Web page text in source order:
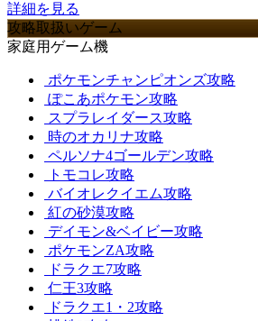
詳細を見る
攻略取扱いゲーム
家庭用ゲーム機
ポケモンチャンピオンズ攻略
ぽこあポケモン攻略
スプラレイダース攻略
時のオカリナ攻略
ペルソナ4ゴールデン攻略
トモコレ攻略
バイオレクイエム攻略
紅の砂漠攻略
デイモン&ベイビー攻略
ポケモンZA攻略
ドラクエ7攻略
仁王3攻略
ドラクエ1・2攻略